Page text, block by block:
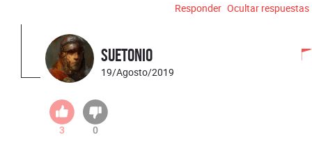
Responder Ocultar respuestas
Suetonio
19/Agosto/2019
3 0